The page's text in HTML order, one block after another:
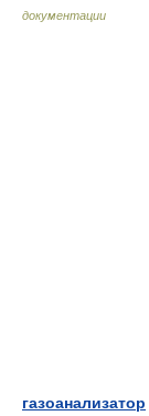
документации
газоанализатор